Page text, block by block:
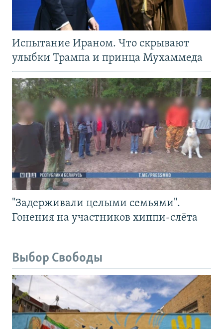
Испытание Ираном. Что скрывают
улыбки Трампа и принца Мухаммеда
"Задерживали целыми семьями".
Гонения на участников хиппи-слёта
Выбор Свободы